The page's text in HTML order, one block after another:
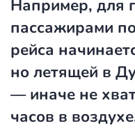
Например, для
пассажирами
рейса
но летящей в
— иначе не
часов в